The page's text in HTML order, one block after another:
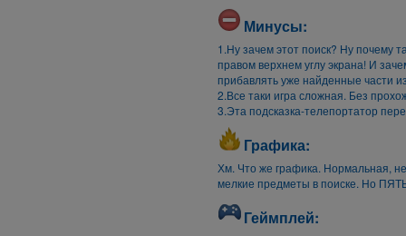
Минусы:
1.Ну зачем этот поиск? Ну почему
правом верхнем углу экрана! И
прибавлять уже найденные части
2.Все таки игра сложная. Без
3.Эта подсказка-телепортатор
Графика:
Хм. Что же графика. Нормальная,
мелкие предметы в поиске. Но
Геймплей: